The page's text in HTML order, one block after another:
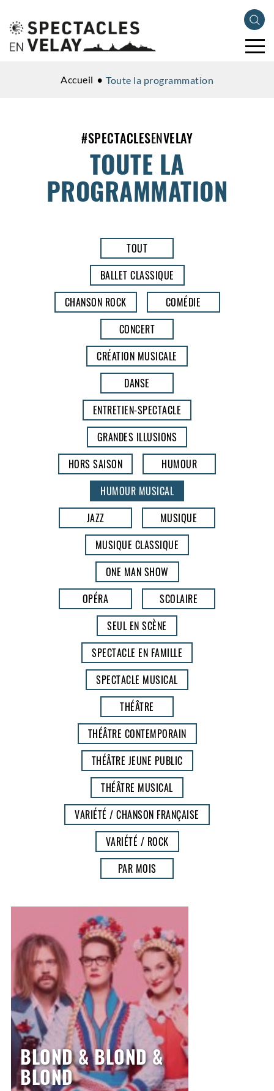
Accueil Toute la programmation
#SPECTACLESENVELAY
TOUTE LA
PROGRAMMATION
TOUT
BALLET CLASSIQUE
CHANSON ROCK
COMÉDIE
CONCERT
CRÉATION MUSICALE
DANSE
ENTRETIEN-SPECTACLE
GRANDES ILLUSIONS
HORS SAISON
HUMOUR
HUMOUR MUSICAL
JAZZ
MUSIQUE
MUSIQUE CLASSIQUE
ONE MAN SHOW
OPÉRA
SCOLAIRE
SEUL EN SCÈNE
SPECTACLE EN FAMILLE
SPECTACLE MUSICAL
THÉÂTRE
THÉÂTRE CONTEMPORAIN
THÉÂTRE JEUNE PUBLIC
THÉÂTRE MUSICAL
VARIÉTÉ / CHANSON FRANÇAISE
VARIÉTÉ / ROCK
PAR MOIS
BLOND & BLOND &
BLOND